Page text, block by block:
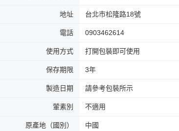
地址 台北市松隆路18號
電話 0903462614
使用方式 打開包裝即可使用
保存期限 3年
製造日期 請參考包裝所示
葷素別 不適用
原產地（國別） 中國